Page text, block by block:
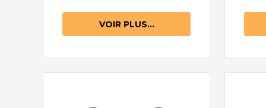
VOIR PLUS...